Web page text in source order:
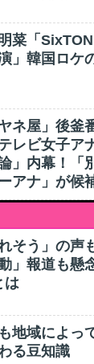
菜「
」韓国ロケ
ヤネ屋」後釜
レビ女子ア
」内幕！「
アナ」が候
れそう」の
」報道も懸
は
地域によっ
る豆知識